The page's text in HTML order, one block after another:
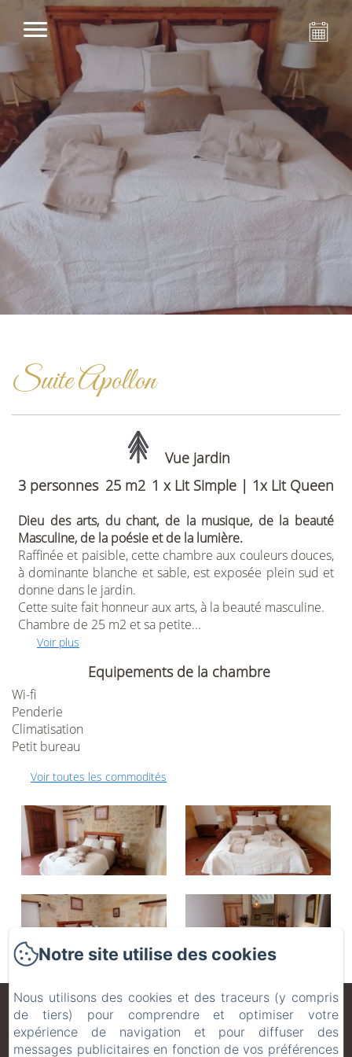
Suite Apollon
Vue jardin
3 personnes 25 m2 1 x Lit Simple | 1x Lit Queen
Dieu des arts, du chant, de la musique, de la beauté
Masculine, de la poésie et de la lumière.
Raffinée et paisible, cette chambre aux couleurs douces,
à dominante blanche et sable, est exposée plein sud et
donne dans le jardin.
Cette suite fait honneur aux arts, à la beauté masculine.
Chambre de 25 m2 et sa petite...
Voir plus
Equipements de la chambre
Wi-fi
Penderie
Climatisation
Petit bureau
Voir toutes les commodités
Domaine De Gaïa
Notre site utilise des cookies
Nous utilisons des cookies et des traceurs (y compris
de tiers) pour comprendre et optimiser votre
expérience de navigation et pour diffuser des
messages publicitaires en fonction de vos préférences